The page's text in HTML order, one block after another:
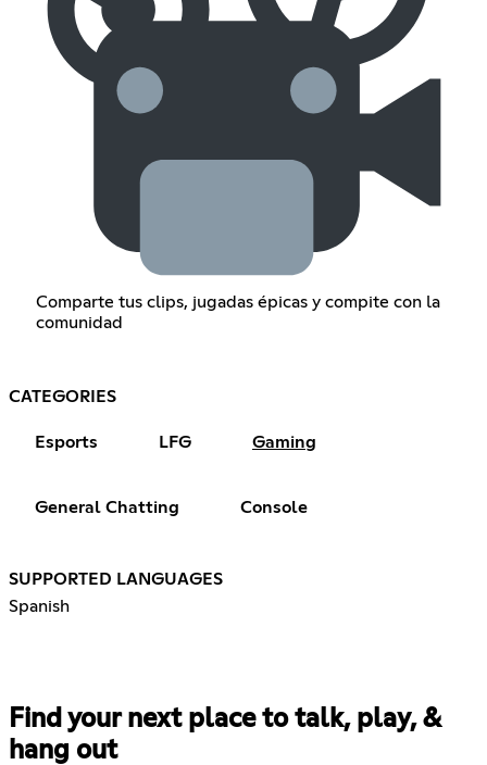
Comparte tus clips, jugadas épicas y compite con la
comunidad
CATEGORIES
Esports LFG Gaming
General Chatting Console
SUPPORTED LANGUAGES
Spanish
Find your next place to talk, play, &
hang out